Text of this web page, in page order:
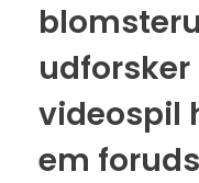
udforsker
videospil
em